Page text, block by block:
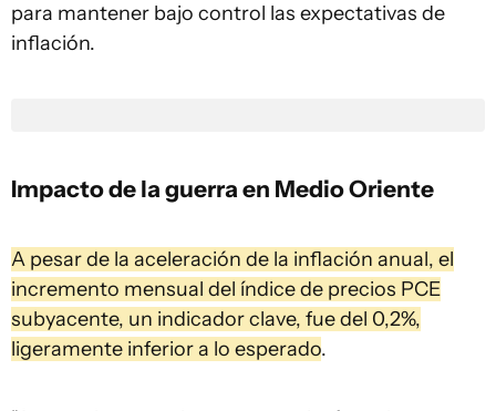
para mantener bajo control las expectativas de
inflación.
Impacto de la guerra en Medio Oriente
A pesar de la aceleración de la inflación anual, el
incremento mensual del índice de precios PCE
subyacente, un indicador clave, fue del 0,2%,
ligeramente inferior a lo esperado.